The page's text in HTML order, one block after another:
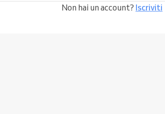
Non hai un account? Iscriviti